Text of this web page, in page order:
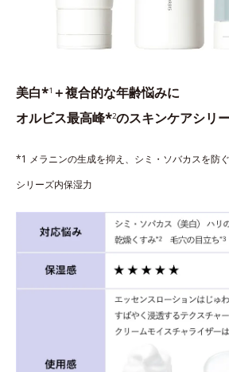
美白*1 ＋複合的な年齢悩みに
オルビス最高峰*2のスキンケアシリ
*1 メラニンの生成を抑え、シミ・ソバカスを
シリーズ内保湿力